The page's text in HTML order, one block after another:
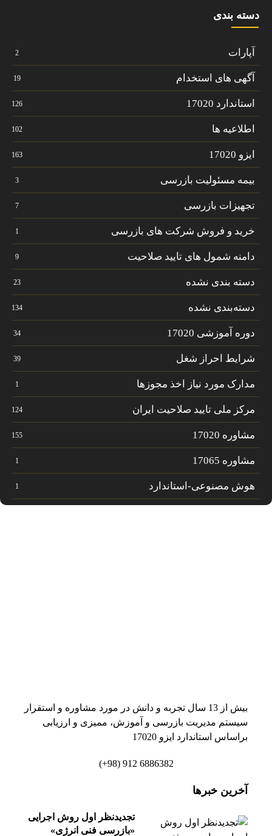
دسته بندی
آپارات 2
آگهی های استخدام 19
استاندارد 17020 126
اطلاعیه ها 102
ایزو 17020 163
بیمه مسئولیت بازرسی 3
تجهیزات بازرسی 7
خرید و فروش شرکت های بازرسی 1
دامنه شمول های تایید صلاحیت 9
دسته بندی نشده 23
دسته‌بندی نشده 134
دوره آموزشی 17020 34
شرایط احراز شغل 39
مدارک مورد نیاز اخذ مجوزها 1
مرکز ملی تایید صلاحیت ایران 124
مشاوره 17020 155
مشاوره 17065 1
هوش مصنوعی-استاندارد 1
بیش از 13 سال تجربه و دانش در مورد مشاوره و استقرار
سیستم مدیریت بازرسی و آموزش، ممیزی و ارزیابی
براساس استاندارد ایزو 17020
6886382 912 (98+)
آخرین خبرها
تجدیدنظر اول روش اجرایی
«بازرسی فنی انرژی»